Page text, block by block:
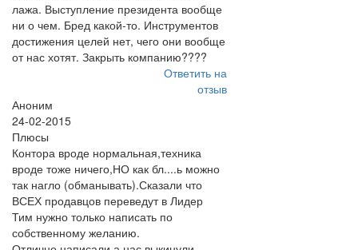
лажа. Выступление президента вообще
ни о чем. Бред какой-то. Инструментов
достижения целей нет, чего они вообще
от нас хотят. Закрыть компанию????
Ответить на
отзыв
Аноним
24-02-2015
Плюсы
Контора вроде нормальная,техника
вроде тоже ничего,НО как бл....ь можно
так нагло (обманывать).Сказали что
ВСЕХ продавцов переведут в Лидер
Тим нужно только написать по
собственному желанию.